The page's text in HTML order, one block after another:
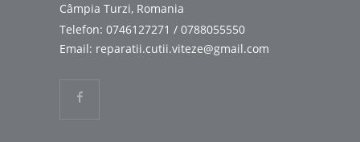
Câmpia Turzi, Romania
Telefon: 0746127271 / 0788055550
Email: reparatii.cutii.viteze@gmail.com